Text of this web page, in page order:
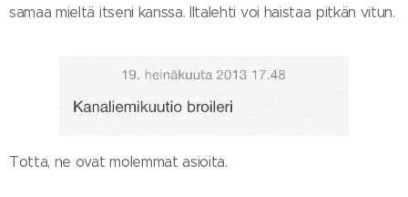
samaa mieltä itseni kanssa. Iltalehti voi haistaa pitkän vitun.
Totta, ne ovat molemmat asioita.